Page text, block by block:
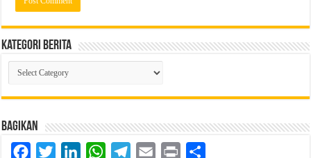
Kategori Berita
Kategori
Berita
Bagikan
FacebookTwitterLinkedInWhatsAppTelegram
Email Print